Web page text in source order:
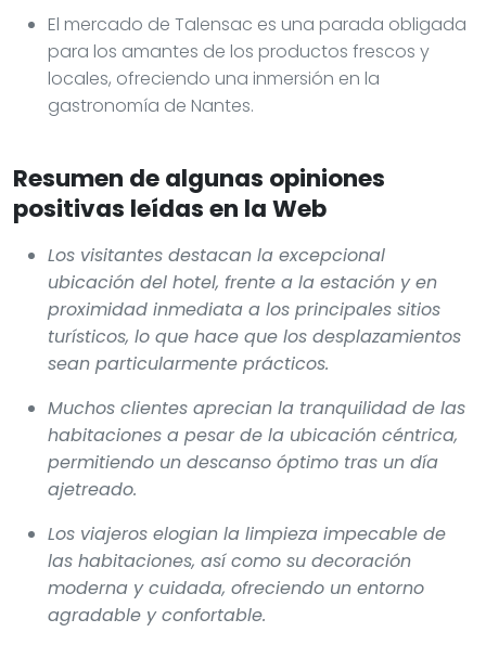
El mercado de Talensac es una parada obligada
para los amantes de los productos frescos y
locales, ofreciendo una inmersión en la
gastronomía de Nantes.
Resumen de algunas opiniones
positivas leídas en la Web
Los visitantes destacan la excepcional
ubicación del hotel, frente a la estación y en
proximidad inmediata a los principales sitios
turísticos, lo que hace que los desplazamientos
sean particularmente prácticos.
Muchos clientes aprecian la tranquilidad de las
habitaciones a pesar de la ubicación céntrica,
permitiendo un descanso óptimo tras un día
ajetreado.
Los viajeros elogian la limpieza impecable de
las habitaciones, así como su decoración
moderna y cuidada, ofreciendo un entorno
agradable y confortable.